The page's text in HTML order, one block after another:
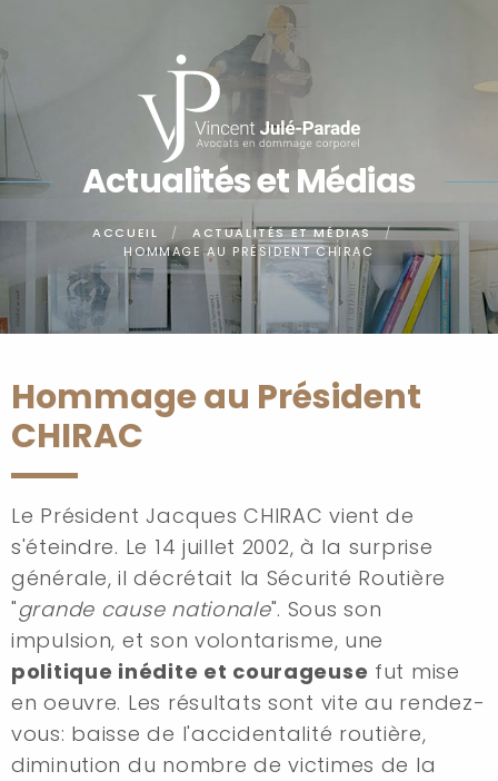
Panneau de gestion des cookies
Actualités et Médias
ACCUEIL
ACTUALITÉS ET MÉDIAS
HOMMAGE AU PRÉSIDENT CHIRAC
Hommage au Président
CHIRAC
Le Président Jacques CHIRAC vient de
s'éteindre. Le 14 juillet 2002, à la surprise
générale, il décrétait la Sécurité Routière
"grande cause nationale". Sous son
impulsion, et son volontarisme, une
politique inédite et courageuse fut mise
en oeuvre. Les résultats sont vite au rendez-
vous: baisse de l'accidentalité routière,
diminution du nombre de victimes de la